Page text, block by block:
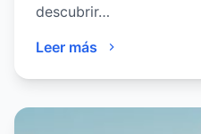
descubrir…
Leer más